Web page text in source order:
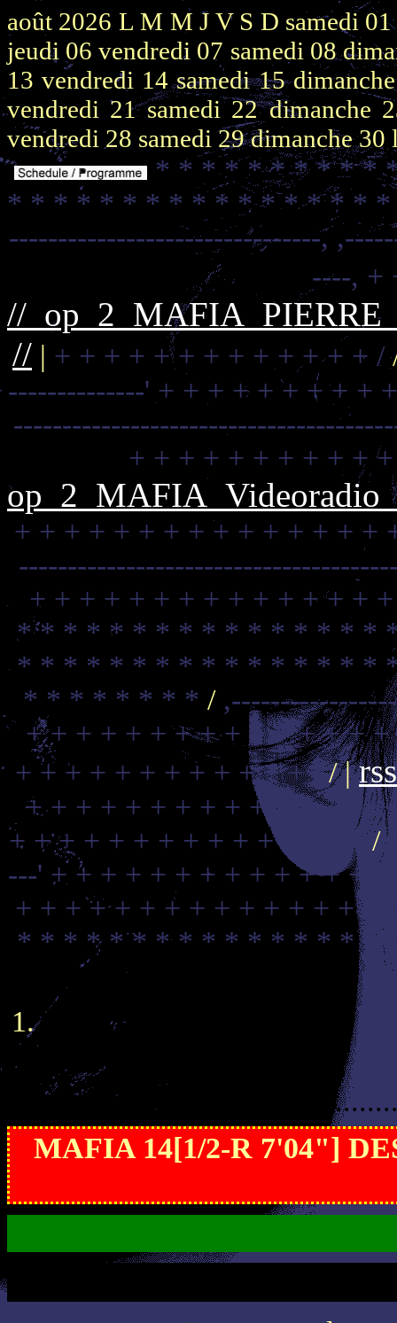
août 2026 L M M J V S D samedi
jeudi 06vendredi 07 samedi 08
13vendredi 14samedi 15
vendredi 21samedi 22dimanche
vendredi 28 samedi 29dimanche 30
* * * * * * * * * *
* * * * * * * * * * * * * * * *
--------------------------------,
----, +
//
// | + + + + + + + + + + + + + /
--------------' + + + + + + + + +
+ + + + + + + + + +
+ + + + + + + + + + + + + + +
+ + + + + + + + + + + + + +
* * * * * * * * * * * * * * * *
* * * * * * * * * * * * * * * *
* * * * * * * * /
+ + + + + + + + + + + + + +
+ + + + + + + + + + + + // |
+ + + + + + + + + + + + + +
+ + + + + + + + + + + + + + //
---' + + + + + + + + + + + + +
+ + + + + + + + + + + + + +
* * * * * * * * * * * * * * * *
MAFIA 14[1/2-R 7'04"]